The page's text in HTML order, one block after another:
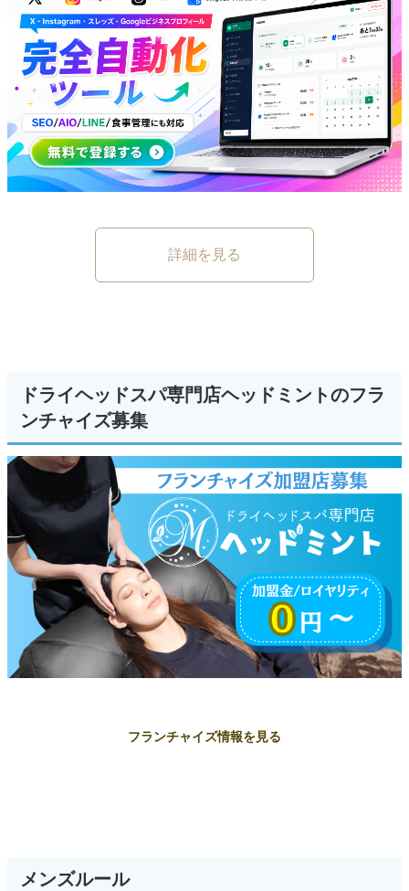
詳細を見る
ドライヘッドスパ専門店ヘッドミントのフラ
ンチャイズ募集
フランチャイズ情報を見る
メンズルール